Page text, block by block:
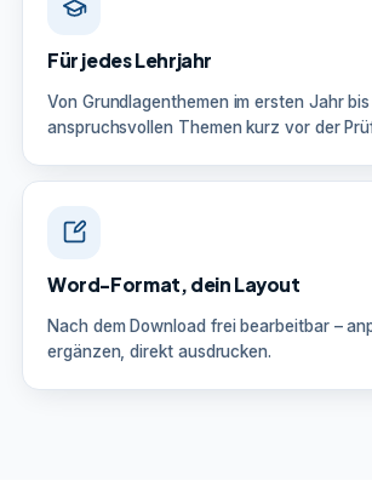
Für jedes Lehrjahr
Von Grundlagenthemen im ersten Jahr
anspruchsvollen Themen kurz vor der
Word-Format, dein Layout
Nach dem Download frei bearbeitbar –
ergänzen, direkt ausdrucken.